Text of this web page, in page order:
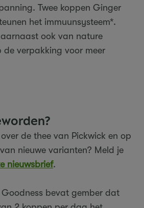
Twee koppen Ginger
het immuunsysteem*.
ook van nature
de verpakking voor meer
de thee van Pickwick en op
nieuwe varianten? Meld je
nieuwsbrief.
bevat gember dat